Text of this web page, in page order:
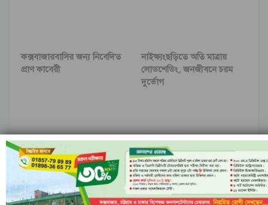
কক্সবাজারবাসির জন্য নিবেদিত
প্রাণ কাবেরী
নাইক্ষ‍্যংছড়িতে অতি মাত্রায়
লোডশেডিং, জনজীবনে চরম
দুর্ভোগ
প্রধানমন্ত্রীর প্রণোদনা চায়
উখিয়ার অনলাইন সাংবাদিকেরা
বঙ্গবন্ধুর জ্বালানি দর্শন এবং
বর্তমান জ্বালানি সেক্টর